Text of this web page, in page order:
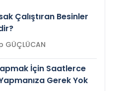
Çalıştıran Besinler
Zeynep GÜÇLÜCAN
İçin Saatlerce
Gerek Yok